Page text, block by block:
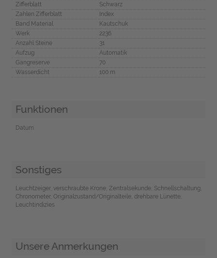
Zifferblatt
Schwarz
Zahlen Zifferblatt
Index
Band Material
Kautschuk
Werk
2236
Anzahl Steine
31
Aufzug
Automatik
Gangreserve
70
Wasserdicht
100 m
Funktionen
Datum
Sonstiges
Leuchtzeiger, verschraubte Krone, Zentralsekunde, Schnellschaltung,
Chronometer, Originalzustand/Originalteile, drehbare Lünette,
Leuchtindizies
Unsere Anmerkungen